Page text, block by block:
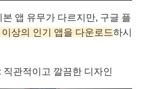
앱 유무가 다르지만, 구글 플
상의 인기 앱을 다운로드하시
직관적이고 깔끔한 디자인